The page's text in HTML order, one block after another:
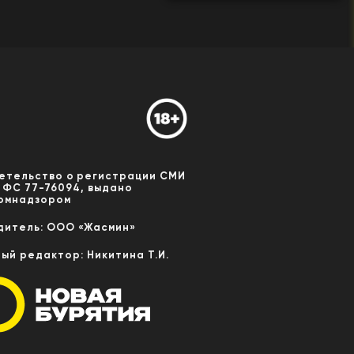
о регистрации СМИ
77-76094, выдано
ООО «Жасмин»
редактор: Никитина Т.И.